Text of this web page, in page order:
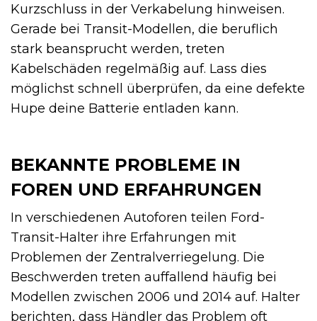
Kurzschluss in der Verkabelung hinweisen.
Gerade bei Transit-Modellen, die beruflich
stark beansprucht werden, treten
Kabelschäden regelmäßig auf. Lass dies
möglichst schnell überprüfen, da eine defekte
Hupe deine Batterie entladen kann.
BEKANNTE PROBLEME IN
FOREN UND ERFAHRUNGEN
In verschiedenen Autoforen teilen Ford-
Transit-Halter ihre Erfahrungen mit
Problemen der Zentralverriegelung. Die
Beschwerden treten auffallend häufig bei
Modellen zwischen 2006 und 2014 auf. Halter
berichten, dass Händler das Problem oft